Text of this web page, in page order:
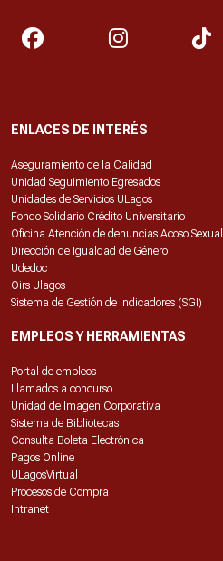
ENLACES DE INTERÉS
Aseguramiento de la Calidad
Unidad Seguimiento Egresados
Unidades de Servicios ULagos
Fondo Solidario Crédito Universitario
Oficina Atención de denuncias Acoso Sexual
Dirección de Igualdad de Género
Udedoc
Oirs Ulagos
Sistema de Gestión de Indicadores (SGI)
EMPLEOS Y HERRAMIENTAS
Portal de empleos
Llamados a concurso
Unidad de Imagen Corporativa
Sistema de Bibliotecas
Consulta Boleta Electrónica
Pagos Online
ULagosVirtual
Procesos de Compra
Intranet